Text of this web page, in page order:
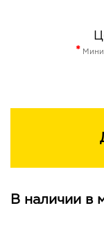
*
В наличии в